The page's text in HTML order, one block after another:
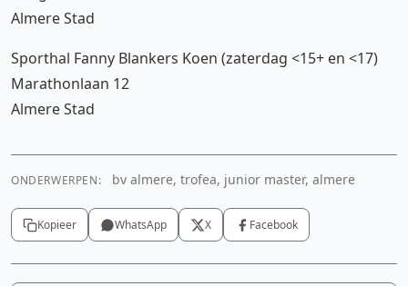
Almere Stad
Sporthal Fanny Blankers Koen (zaterdag <15+ en <17)
Marathonlaan 12
Almere Stad
ONDERWERPEN: bv almere, trofea, junior master, almere
Kopieer WhatsApp X Facebook